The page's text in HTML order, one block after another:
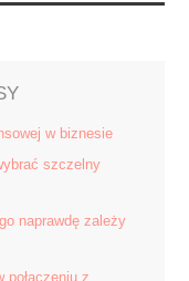
w biznesie
szczelny
naprawdę zależy
połączeniu z